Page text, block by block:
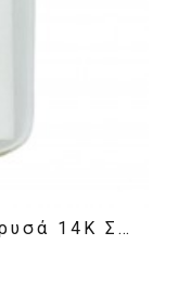
Πεταλούδα & Λουλούδι Χρυσά 14Κ Σκουλαρίκια